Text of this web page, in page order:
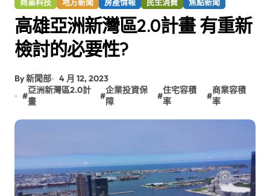
高雄亞洲新灣區2.0計畫 有重新
檢討的必要性?
By 新聞部
4 月 12, 2023
#
亞洲新灣區2.0計
畫
#
企業投資保
障
#
住宅容積
率
#
商業容積
率